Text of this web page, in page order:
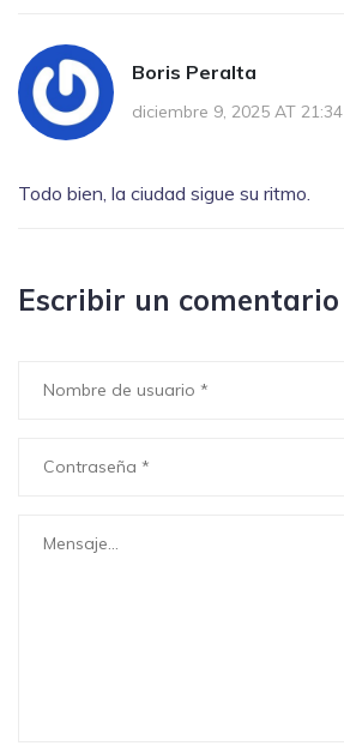
Boris Peralta
diciembre 9, 2025 AT 21:34
Todo bien, la ciudad sigue su ritmo.
Escribir un comentario